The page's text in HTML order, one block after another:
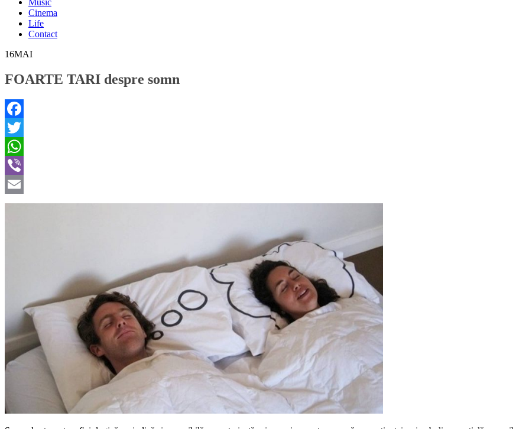
Music
Cinema
Life
Contact
16MAI
FOARTE TARI despre somn
Facebook
Twitter
WhatsApp
Viber
Email